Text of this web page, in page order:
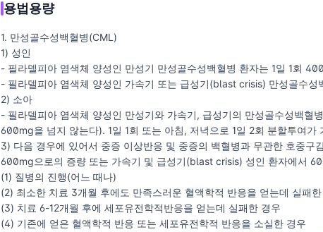
용법용량
1. 만성골수성백혈병(CML)
1) 성인
- 필라델피아 염색체 양성인 만성기 만성골수성백혈병 환자는 1일 1회
- 필라델피아 염색체 양성인 가속기 또는 급성기(blast crisis) 만성골수
2) 소아
- 필라델피아 염색체 양성인 만성기와 가속기, 급성기의 만성골수성백혈
600mg을 넘지 않는다). 1일 1회 또는 아침, 저녁으로 1일 2회 분할투여가
3) 다음 경우에 있어서 중증 이상반응 및 중증의 백혈병과 무관한 호중
600mg으로의 증량 또는 가속기 및 급성기(blast crisis) 성인 환자에서
(1) 질병의 진행(어느 때나)
(2) 최소한 치료 3개월 후에도 만족스러운 혈액학적 반응을 얻는데 실패
(3) 치료 6-12개월 후에 세포유전학적반응을 얻는데 실패한 경우
(4) 기존에 얻은 혈액학적 반응 또는 세포유전학적 반응을 소실한 경우